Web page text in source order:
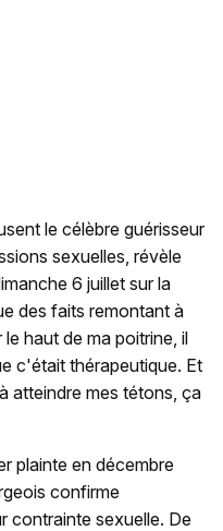
le célèbre guérisseur
sexuelles, révèle
6 juillet sur la
des faits remontant à
haut de ma poitrine, il
c'était thérapeutique. Et
atteindre mes tétons, ça
plainte en décembre
confirme
contrainte sexuelle. De